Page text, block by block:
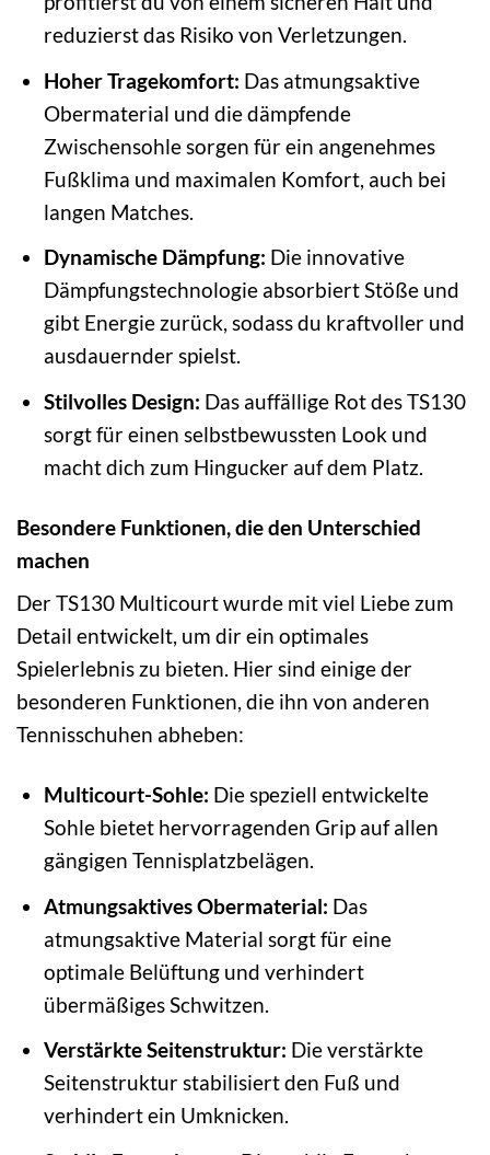
reduzierst das Risiko von Verletzungen.
Hoher Tragekomfort: Das atmungsaktive
Obermaterial und die dämpfende
Zwischensohle sorgen für ein angenehmes
Fußklima und maximalen Komfort, auch bei
langen Matches.
Dynamische Dämpfung: Die innovative
Dämpfungstechnologie absorbiert Stöße und
gibt Energie zurück, sodass du kraftvoller und
ausdauernder spielst.
Stilvolles Design: Das auffällige Rot des TS130
sorgt für einen selbstbewussten Look und
macht dich zum Hingucker auf dem Platz.
Besondere Funktionen, die den Unterschied
machen
Der TS130 Multicourt wurde mit viel Liebe zum
Detail entwickelt, um dir ein optimales
Spielerlebnis zu bieten. Hier sind einige der
besonderen Funktionen, die ihn von anderen
Tennisschuhen abheben:
Multicourt-Sohle: Die speziell entwickelte
Sohle bietet hervorragenden Grip auf allen
gängigen Tennisplatzbelägen.
Atmungsaktives Obermaterial: Das
atmungsaktive Material sorgt für eine
optimale Belüftung und verhindert
übermäßiges Schwitzen.
Verstärkte Seitenstruktur: Die verstärkte
Seitenstruktur stabilisiert den Fuß und
verhindert ein Umknicken.